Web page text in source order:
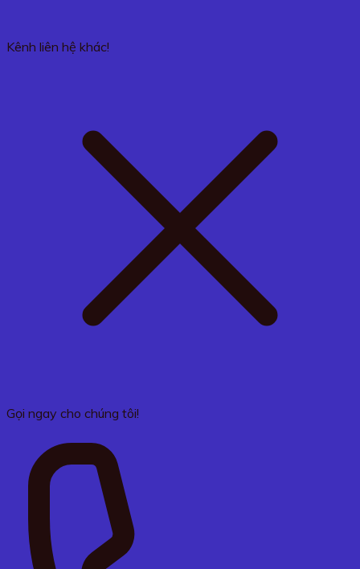
Kênh liên hệ khác!
Gọi ngay cho chúng tôi!